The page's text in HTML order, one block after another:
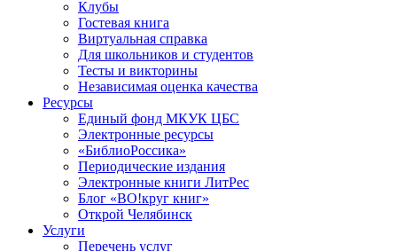
Клубы
Гостевая книга
Виртуальная справка
Для школьников и студентов
Тесты и викторины
Независимая оценка качества
Ресурсы
Единый фонд МКУК ЦБС
Электронные ресурсы
«БиблиоРоссика»
Периодические издания
Электронные книги ЛитРес
Блог «ВО!круг книг»
Открой Челябинск
Услуги
Перечень услуг